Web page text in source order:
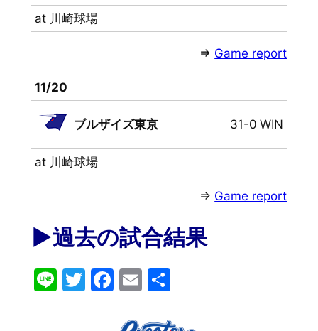
at 川崎球場
⇒ Game report
11/20
ブルザイズ東京 31-0 WIN
at 川崎球場
⇒ Game report
▶︎過去の試合結果
LineTwitter
Facebook
Email
共